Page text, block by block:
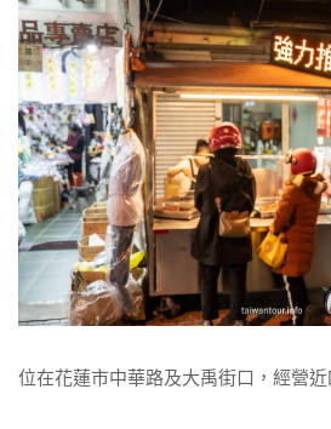
位在花蓮市中華路及大禹街口，經營近